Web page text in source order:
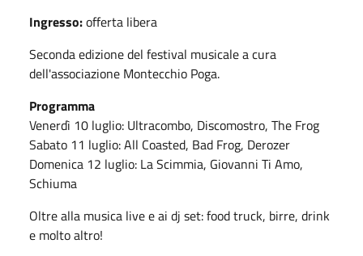
Ingresso:offerta libera
Seconda edizione del festival musicale a cura
dell'associazione Montecchio Poga.
Programma
Venerdì 10 luglio: Ultracombo, Discomostro, The Frog
Sabato 11 luglio: All Coasted, Bad Frog, Derozer
Domenica 12 luglio: La Scimmia, Giovanni Ti Amo,
Schiuma
Oltre alla musica live e ai dj set: food truck, birre, drink
e molto altro!